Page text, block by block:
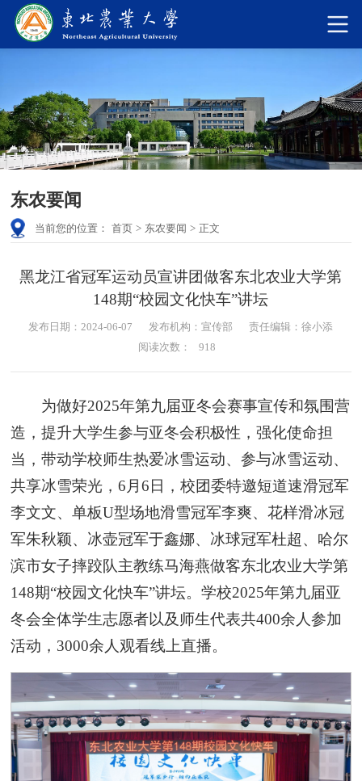
东农要闻
当前您的位置： 首页 > 东农要闻 > 正文
黑龙江省冠军运动员宣讲团做客东北农业大学第
148期“校园文化快车”讲坛
发布日期：2024-06-07 发布机构：宣传部
责任编辑：徐小添
阅读次数：
918
为做好2025年第九届亚冬会赛事宣传和氛围营
造，提升大学生参与亚冬会积极性，强化使命担
当，带动学校师生热爱冰雪运动、参与冰雪运动、
共享冰雪荣光，6月6日，校团委特邀短道速滑冠军
李文文、单板U型场地滑雪冠军李爽、花样滑冰冠
军朱秋颖、冰壶冠军于鑫娜、冰球冠军杜超、哈尔
滨市女子摔跤队主教练马海燕做客东北农业大学第
148期“校园文化快车”讲坛。学校2025年第九届亚
冬会全体学生志愿者以及师生代表共400余人参加
活动，3000余人观看线上直播。